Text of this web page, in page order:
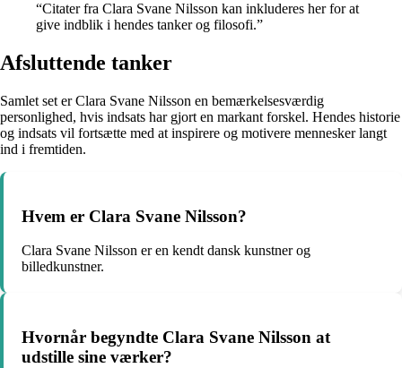
“Citater fra Clara Svane Nilsson kan inkluderes her for at
give indblik i hendes tanker og filosofi.”
Afsluttende tanker
Samlet set er Clara Svane Nilsson en bemærkelsesværdig
personlighed, hvis indsats har gjort en markant forskel. Hendes historie
og indsats vil fortsætte med at inspirere og motivere mennesker langt
ind i fremtiden.
Hvem er Clara Svane Nilsson?
Clara Svane Nilsson er en kendt dansk kunstner og
billedkunstner.
Hvornår begyndte Clara Svane Nilsson at
udstille sine værker?